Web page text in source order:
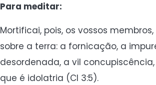
Para meditar:
Mortificai, pois, os vossos
sobre a terra: a fornicação, a
desordenada, a vil
que é idolatria (Cl 3:5).